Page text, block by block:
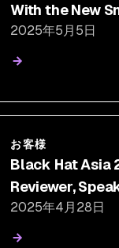
With the New
2025年5月5日
お客様
Black Hat Asia
Reviewer,
Connector
2025年4月28日